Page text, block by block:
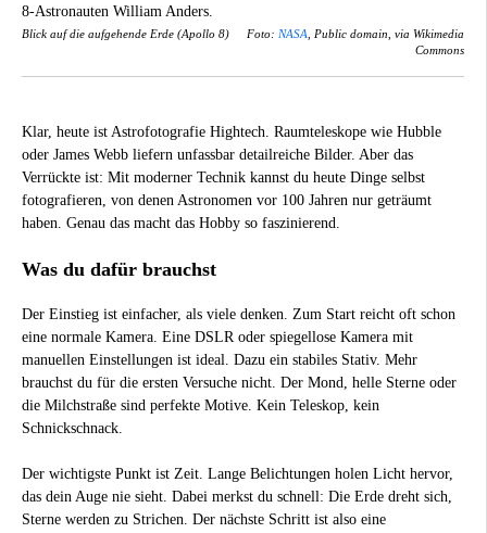
Blick auf die aufgehende Erde (Apollo 8) Foto: NASA, Public domain, via Wikimedia
Commons
Klar, heute ist Astrofotografie Hightech. Raumteleskope wie Hubble
oder James Webb liefern unfassbar detailreiche Bilder. Aber das
Verrückte ist: Mit moderner Technik kannst du heute Dinge selbst
fotografieren, von denen Astronomen vor 100 Jahren nur geträumt
haben. Genau das macht das Hobby so faszinierend.
Was du dafür brauchst
Der Einstieg ist einfacher, als viele denken. Zum Start reicht oft schon
eine normale Kamera. Eine DSLR oder spiegellose Kamera mit
manuellen Einstellungen ist ideal. Dazu ein stabiles Stativ. Mehr
brauchst du für die ersten Versuche nicht. Der Mond, helle Sterne oder
die Milchstraße sind perfekte Motive. Kein Teleskop, kein
Schnickschnack.
Der wichtigste Punkt ist Zeit. Lange Belichtungen holen Licht hervor,
das dein Auge nie sieht. Dabei merkst du schnell: Die Erde dreht sich,
Sterne werden zu Strichen. Der nächste Schritt ist also eine